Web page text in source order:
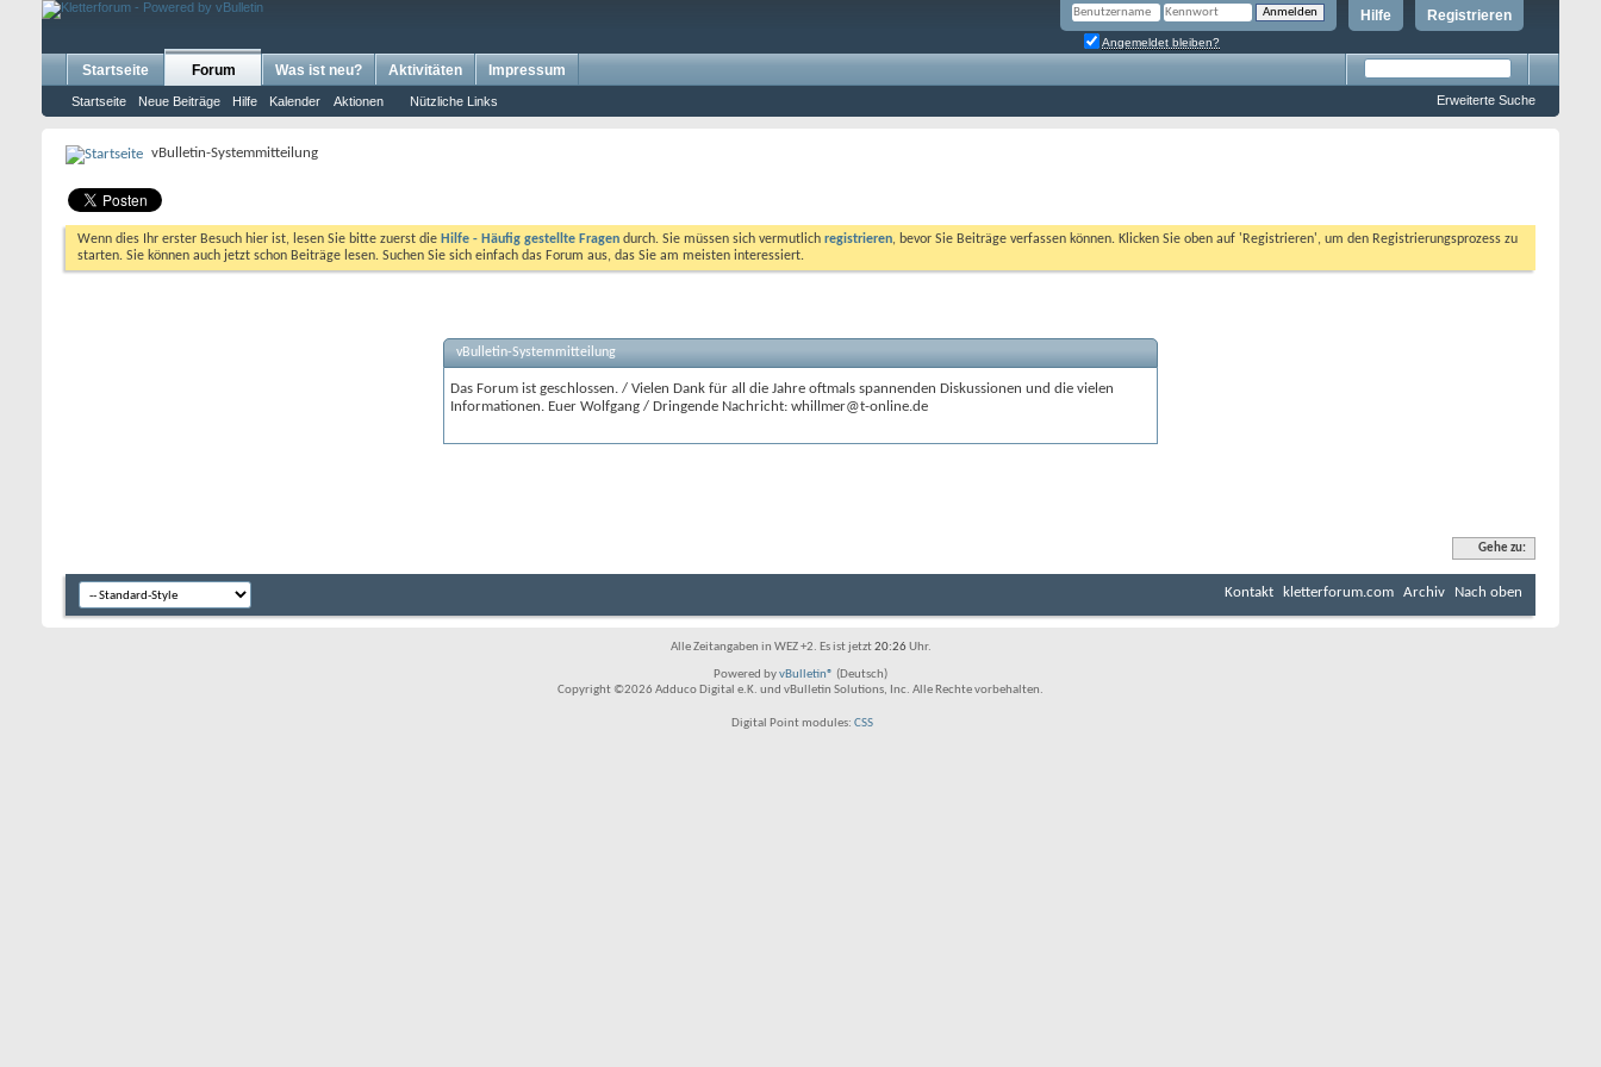
Registrieren
Hilfe
Angemeldet bleiben?
Startseite Forum
Startseite Neue Beiträge Hilfe Kalender Aktionen Nützliche Links
Was ist neu? Aktivitäten Impressum
Erweiterte Suche
vBulletin-Systemmitteilung
Wenn dies Ihr erster Besuch hier ist, lesen Sie bitte zuerst die Hilfe - Häufig gestellte Fragen durch. Sie müssen sich vermutlich registrieren, bevor Sie Beiträge verfassen können. Klicken Sie oben auf 'Registrieren', um den Registrierungsprozess zu
starten. Sie können auch jetzt schon Beiträge lesen. Suchen Sie sich einfach das Forum aus, das Sie am meisten interessiert.
vBulletin-Systemmitteilung
Das Forum ist geschlossen. / Vielen Dank für all die Jahre oftmals spannenden Diskussionen und die vielen
Informationen. Euer Wolfgang / Dringende Nachricht: whillmer@t-online.de
Gehe zu:
Kontakt kletterforum.com Archiv Nach oben
Alle Zeitangaben in WEZ +2. Es ist jetzt20:26Uhr.
Powered byvBulletin® (Deutsch)
Copyright ©2026 Adduco Digital e.K. und vBulletin Solutions, Inc. Alle Rechte vorbehalten.
Digital Point modules: CSS